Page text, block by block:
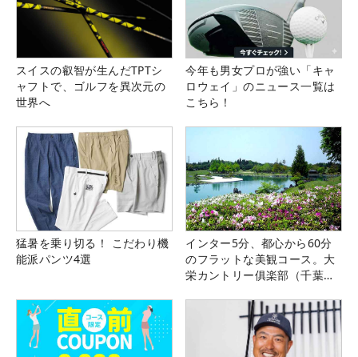
スイスの叡智が生んだTPTシ
ャフトで、ゴルフを異次元の
世界へ
今年も男女プロが強い「キャ
ロウェイ」のニュース一覧は
こちら！
猛暑を乗り切る！ こだわり機
能派パンツ4選
インター5分、都心から60分
のフラットな美観コース。大
栄カントリー俱楽部（千葉